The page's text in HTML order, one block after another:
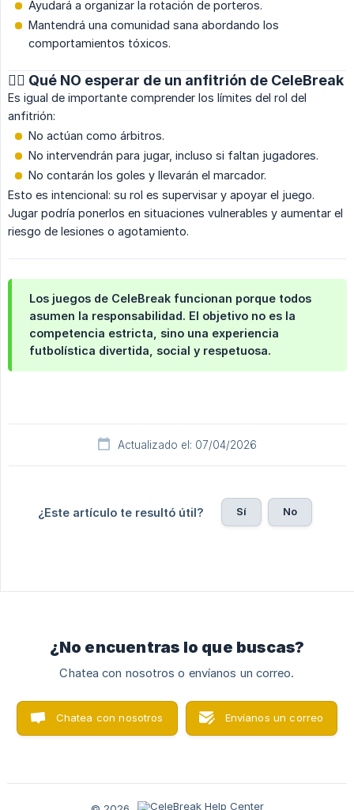
Ayudará a organizar la rotación de porteros.
Mantendrá una comunidad sana abordando los
comportamientos tóxicos.
🙂‍↔️ Qué NO esperar de un anfitrión de CeleBreak
Es igual de importante comprender los límites del rol del
anfitrión:
No actúan como árbitros.
No intervendrán para jugar, incluso si faltan jugadores.
No contarán los goles y llevarán el marcador.
Esto es intencional: su rol es supervisar y apoyar el juego.
Jugar podría ponerlos en situaciones vulnerables y aumentar el
riesgo de lesiones o agotamiento.
Los juegos de CeleBreak funcionan porque todos
asumen la responsabilidad. El objetivo no es la
competencia estricta, sino una experiencia
futbolística divertida, social y respetuosa.
Actualizado el: 07/04/2026
¿Este artículo te resultó útil? Sí No
¿No encuentras lo que buscas?
Chatea con nosotros o envíanos un correo.
Chatea con nosotros Envíanos un correo